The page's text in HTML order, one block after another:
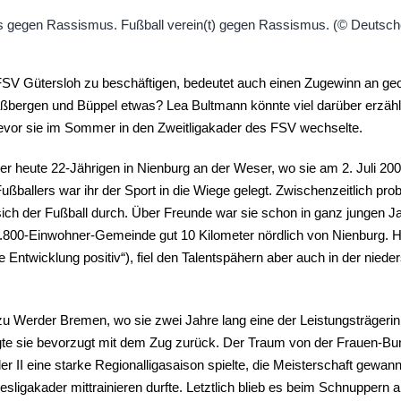
Gütersloh zu beschäftigen, bedeutet auch einen Zugewinn an
und Büppel etwas? Lea Bultmann könnte viel darüber
sie im Sommer in den Zweitligakader des FSV wechselte.
heute 22-Jährigen in Nienburg an der Weser, wo sie am 2. Juli
war ihr der Sport in die Wiege gelegt. Zwischenzeitlich
der Fußball durch. Über Freunde war sie schon in ganz jungen
Einwohner-Gemeinde gut 10 Kilometer nördlich von Nienburg.
Entwicklung positiv“), fiel den Talentspähern aber auch in der
Werder Bremen, wo sie zwei Jahre lang eine der
sie bevorzugt mit dem Zug zurück. Der Traum von der Frauen-
II eine starke Regionalligasaison spielte, die Meisterschaft
mittrainieren durfte. Letztlich blieb es beim Schnuppern